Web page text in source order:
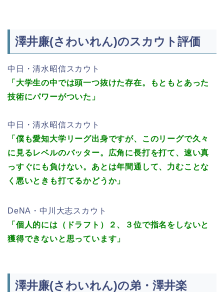
澤井廉(さわいれん)のスカウト評価
中日・清水昭信スカウト
「大学生の中では頭一つ抜けた存在。もともとあった
技術にパワーがついた」
中日・清水昭信スカウト
「僕も愛知大学リーグ出身ですが、このリーグで久々
に見るレベルのバッター。広角に長打を打て、速い真
っすぐにも負けない。あとは年間通して、力むことな
く悪いときも打てるかどうか」
DeNA・中川大志スカウト
「個人的には（ドラフト）２、３位で指名をしないと
獲得できないと思っています」
澤井廉(さわいれん)の弟・澤井楽